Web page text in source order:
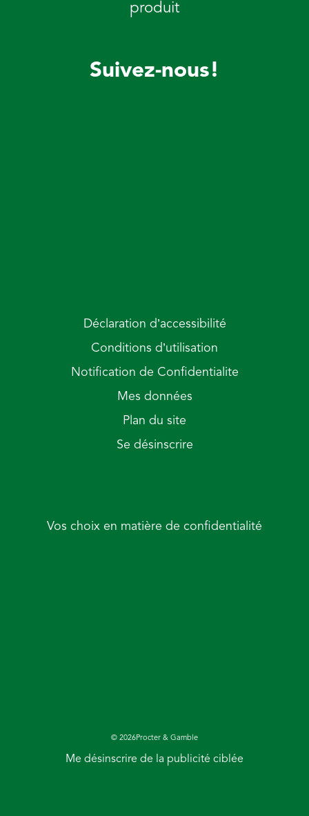
produit
Suivez-nous!
Déclaration d’accessibilité
Conditions d’utilisation
Notification de Confidentialite
Mes données
Plan du site
Se désinscrire
Vos choix en matière de confidentialité
© 2026Procter & Gamble
Me désinscrire de la publicité ciblée